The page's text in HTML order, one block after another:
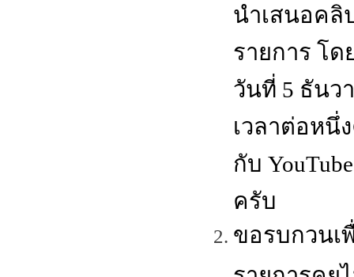
นำเสนอคลิ
รายการ โ
วันที่ 5 ธันว
เวลาต่อหนึ่
กับ
ครับ
ขอรบกวนเ